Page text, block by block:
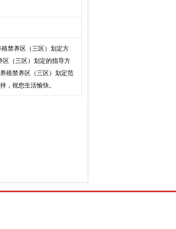
禁养区（三区）划定方
区（三区）划定的指导方
殖禁养区（三区）划定范
，祝您生活愉快。